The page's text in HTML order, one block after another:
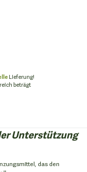
Lieferung!
beträgt
Unterstützung
das den